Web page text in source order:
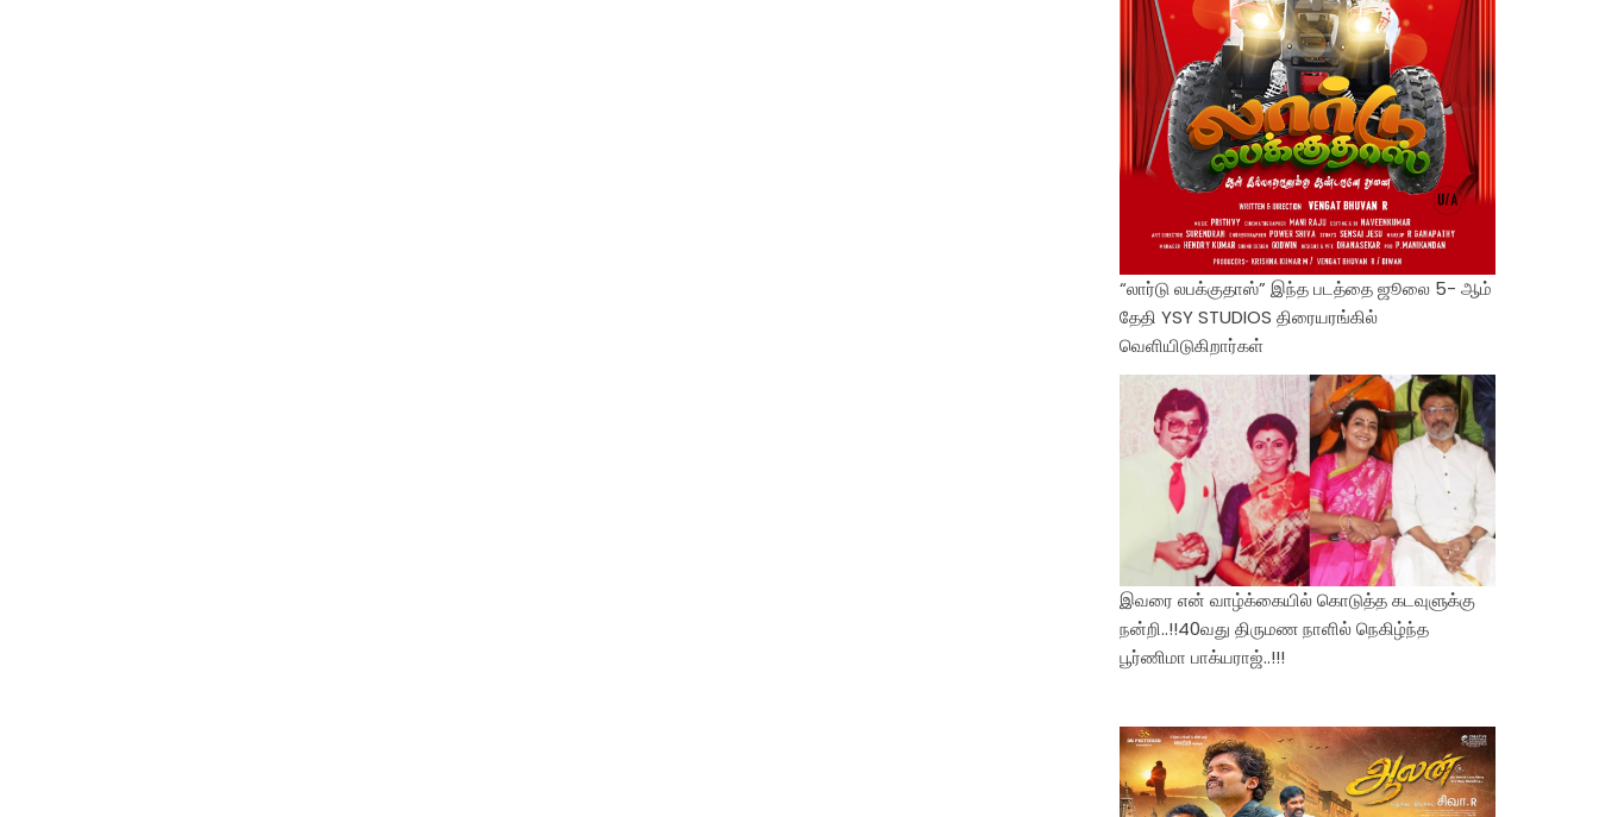
“லார்டு லபக்குதாஸ்” இந்த படத்தை ஜூலை 5- ஆம்
தேதி YSY STUDIOS திரையரங்கில்
வெளியிடுகிறார்கள்
இவரை என் வாழ்க்கையில் கொடுத்த கடவுளுக்கு
நன்றி..!!40வது திருமண நாளில் நெகிழ்ந்த
பூர்ணிமா பாக்யராஜ்..!!!